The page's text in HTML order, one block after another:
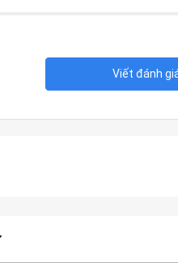
Viết đánh